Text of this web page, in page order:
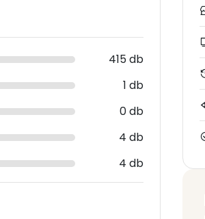
415 db
1 db
0 db
4 db
4 db